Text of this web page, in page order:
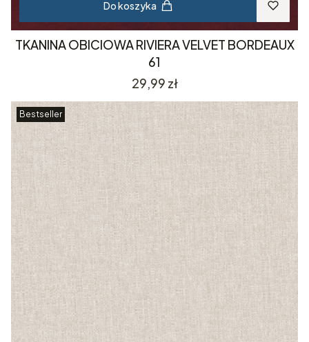
Do koszyka
TKANINA OBICIOWA RIVIERA VELVET BORDEAUX
61
Cena
29,99 zł
Bestseller